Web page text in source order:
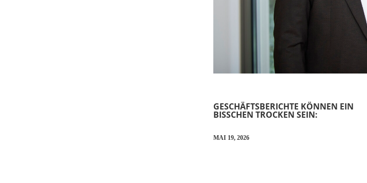
GESCHÄFTSBERICHTE KÖNNEN EIN
BISSCHEN TROCKEN SEIN:
MAI 19, 2026